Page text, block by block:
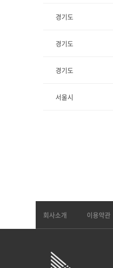
경기도
경기도
경기도
서울시
회사소개 이용약관